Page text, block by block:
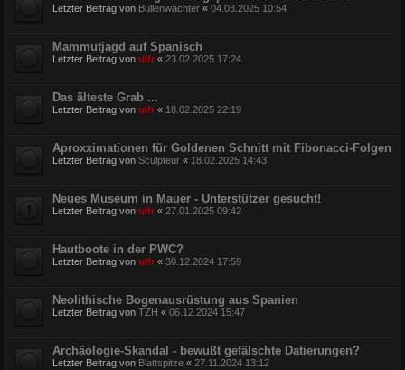
Letzter Beitrag von Bullenwächter « 04.03.2025 10:54
Mammutjagd auf Spanisch
Letzter Beitrag von ulfr « 23.02.2025 17:24
Das älteste Grab ...
Letzter Beitrag von ulfr « 18.02.2025 22:19
Aproxximationen für Goldenen Schnitt mit Fibonacci-Folgen
Letzter Beitrag von Sculpteur « 18.02.2025 14:43
Neues Museum in Mauer - Unterstützer gesucht!
Letzter Beitrag von ulfr « 27.01.2025 09:42
Hautboote in der PWC?
Letzter Beitrag von ulfr « 30.12.2024 17:59
Neolithische Bogenausrüstung aus Spanien
Letzter Beitrag von TZH « 06.12.2024 15:47
Archäologie-Skandal - bewußt gefälschte Datierungen?
Letzter Beitrag von Blattspitze « 27.11.2024 13:12